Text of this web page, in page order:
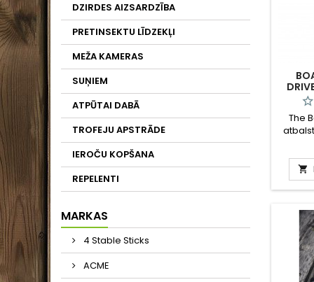
DZIRDES AIZSARDZĪBA
PRETINSEKTU LĪDZEKĻI
MEŽA KAMERAS
SUŅIEM
ATPŪTAI DABĀ
TROFEJU APSTRĀDE
IEROČU KOPŠANA
REPELENTI
MARKAS
4 Stable Sticks
ACME
The
no
